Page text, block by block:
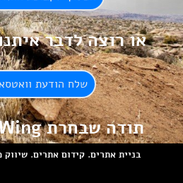
או רוצה לדבר
שלח הודעת
תודה שבחרת ContentWing ...
בניית אתרים. קידום אתרים.